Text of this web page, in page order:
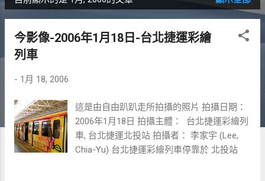
發
文
今影像-2006年1月18日-台北捷運彩繪
列車
- 1月 18, 2006
這是由自由趴趴走所拍攝的照片 拍攝日期：
2006年1月18日 拍攝主體： 台北捷運彩繪列
車, 台北捷運北投站 拍攝者： 李家宇 (Lee,
Chia-Yu) 台北捷運彩繪列車停靠於 北投站